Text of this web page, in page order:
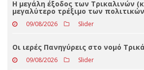
ΤΕΛΕΥΤΑΊΑ ΝΈΑ
Η μεγάλη έξοδος των Τρικαλινών
μεγαλύτερο τρέξιμο των πολιτικών)